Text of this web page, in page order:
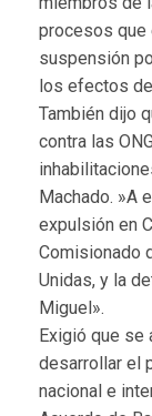
procesos que
suspensión
los efectos
También dijo
contra las
Machado. »A
expulsión en
Comisionado
Unidas, y la
Miguel».
Exigió que se
desarrollar el
nacional e